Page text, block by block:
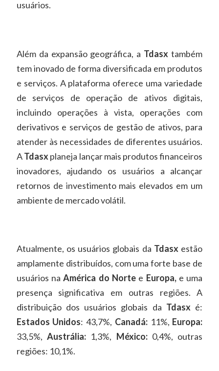
usuários.
Além da expansão geográfica, a Tdasx também
tem inovado de forma diversificada em produtos
e serviços. A plataforma oferece uma variedade
de serviços de operação de ativos digitais,
incluindo operações à vista, operações com
derivativos e serviços de gestão de ativos, para
atender às necessidades de diferentes usuários.
ATdasx planeja lançar mais produtos financeiros
inovadores, ajudando os usuários a alcançar
retornos de investimento mais elevados em um
ambiente de mercado volátil.
Atualmente, os usuários globais da Tdasx estão
amplamente distribuídos, com uma forte base de
usuários naAmérica do Norte e Europa,e uma
presença significativa em outras regiões. A
distribuição dos usuários globais da Tdasx é:
Estados Unidos: 43,7%, Canadá:11%, Europa:
33,5%, Austrália:1,3%, México:0,4%, outras
regiões: 10,1%.